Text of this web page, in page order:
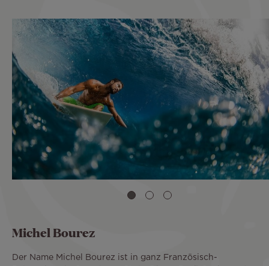
Michel Bourez
Der Name Michel Bourez ist in ganz Französisch-